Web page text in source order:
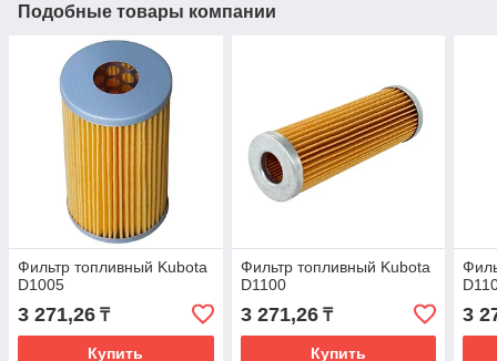
Подобные товары компании
Фильтр топливный Kubota
D1005
3 271,26 ₸
Купить
Фильтр топливный Kubota
D1100
3 271,26₸
Купить
3